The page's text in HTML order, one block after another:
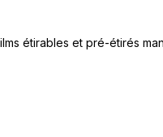
étirables et pré-étirés